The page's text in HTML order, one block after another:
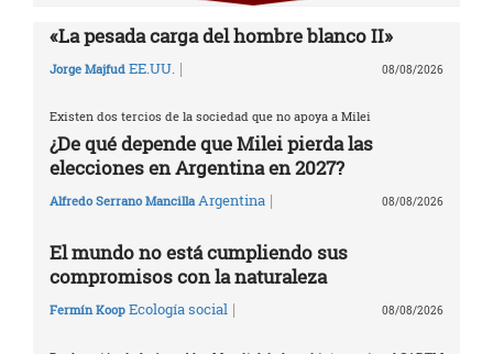
«La pesada carga del hombre blanco II»
Jorge Majfud EE.UU. | 08/08/2026
Existen dos tercios de la sociedad que no apoya a Milei
¿De qué depende que Milei pierda las
elecciones en Argentina en 2027?
Alfredo Serrano Mancilla Argentina | 08/08/2026
El mundo no está cumpliendo sus
compromisos con la naturaleza
Fermín Koop Ecología social | 08/08/2026